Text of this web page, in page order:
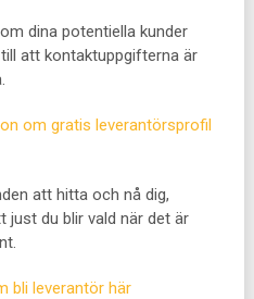
dina potentiella kunder
att kontaktuppgifterna är
om gratis leverantörsprofil
att hitta och nå dig,
du blir vald när det är
bli leverantör här